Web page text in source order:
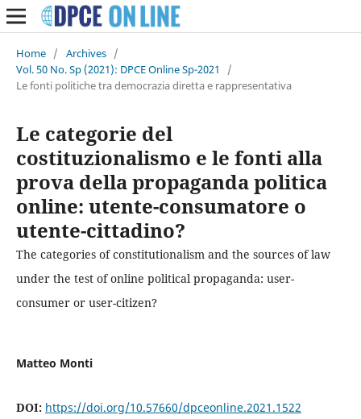
Home / Archives /
Vol. 50 No. Sp (2021): DPCE Online Sp-2021
/
Le fonti politiche tra democrazia diretta e rappresentativa
Le categorie del
costituzionalismo e le fonti alla
prova della propaganda politica
online: utente-consumatore o
utente-cittadino?
The categories of constitutionalism and the sources of law
under the test of online political propaganda: user-
consumer or user-citizen?
Matteo Monti
DOI: https://doi.org/10.57660/dpceonline.2021.1522